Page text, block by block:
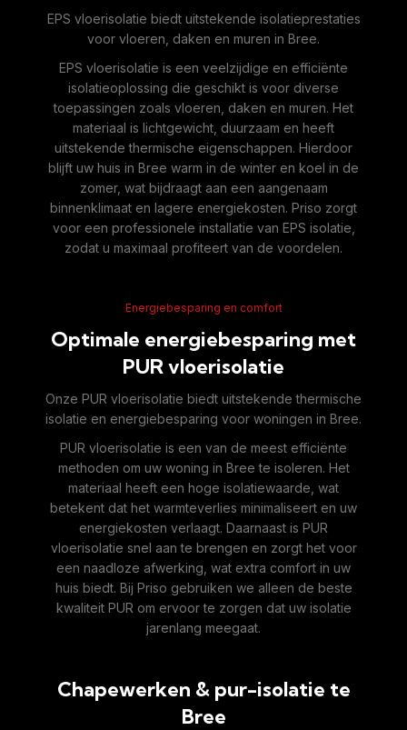
EPS vloerisolatie biedt uitstekende isolatieprestaties
voor vloeren, daken en muren in Bree.
EPS vloerisolatie is een veelzijdige en efficiënte
isolatieoplossing die geschikt is voor diverse
toepassingen zoals vloeren, daken en muren. Het
materiaal is lichtgewicht, duurzaam en heeft
uitstekende thermische eigenschappen. Hierdoor
blijft uw huis in Bree warm in de winter en koel in de
zomer, wat bijdraagt aan een aangenaam
binnenklimaat en lagere energiekosten. Priso zorgt
voor een professionele installatie van EPS isolatie,
zodat u maximaal profiteert van de voordelen.
Energiebesparing en comfort
Optimale energiebesparing met
PUR vloerisolatie
Onze PUR vloerisolatie biedt uitstekende thermische
isolatie en energiebesparing voor woningen in Bree.
PUR vloerisolatie is een van de meest efficiënte
methoden om uw woning in Bree te isoleren. Het
materiaal heeft een hoge isolatiewaarde, wat
betekent dat het warmteverlies minimaliseert en uw
energiekosten verlaagt. Daarnaast is PUR
vloerisolatie snel aan te brengen en zorgt het voor
een naadloze afwerking, wat extra comfort in uw
huis biedt. Bij Priso gebruiken we alleen de beste
kwaliteit PUR om ervoor te zorgen dat uw isolatie
jarenlang meegaat.
Chapewerken & pur-isolatie te
Bree